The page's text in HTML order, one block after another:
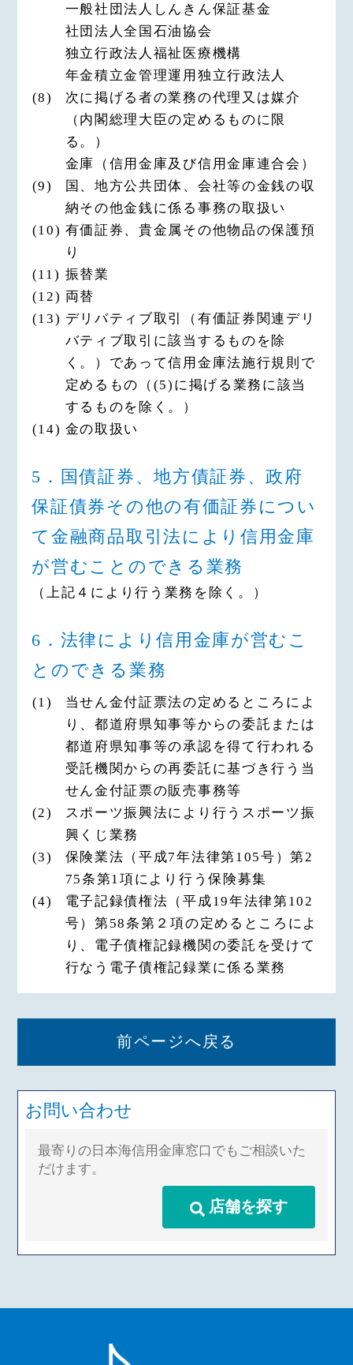
一般社団法人しんきん保証基金
社団法人全国石油協会
独立行政法人福祉医療機構
年金積立金管理運用独立行政法人
(8)
次に掲げる者の業務の代理又は媒介
（内閣総理大臣の定めるものに限
る。）
金庫（信用金庫及び信用金庫連合会）
(9)
国、地方公共団体、会社等の金銭の収
納その他金銭に係る事務の取扱い
(10) 有価証券、貴金属その他物品の保護預
り
(11) 振替業
(12) 両替
(13) デリバティブ取引（有価証券関連デリ
バティブ取引に該当するものを除
く。）であって信用金庫法施行規則で
定めるもの（(5)に掲げる業務に該当
するものを除く。）
(14) 金の取扱い
5．国債証券、地方債証券、政府
保証債券その他の有価証券につい
て金融商品取引法により信用金庫
が営むことのできる業務
（上記４により行う業務を除く。）
6．法律により信用金庫が営むこ
とのできる業務
(1)
当せん金付証票法の定めるところによ
り、都道府県知事等からの委託または
都道府県知事等の承認を得て行われる
受託機関からの再委託に基づき行う当
せん金付証票の販売事務等
(2)
スポーツ振興法により行うスポーツ振
興くじ業務
(3)
保険業法（平成7年法律第105号）第2
75条第1項により行う保険募集
(4)
電子記録債権法（平成19年法律第102
号）第58条第２項の定めるところによ
り、電子債権記録機関の委託を受けて
行なう電子債権記録業に係る業務
前ページへ戻る
お問い合わせ
最寄りの日本海信用金庫窓口でもご相談いた
だけます。
店舗を探す